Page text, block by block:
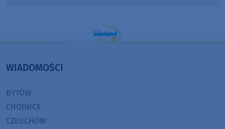
WIADOMOŚCI
BYTÓW
CHOJNICE
CZŁUCHÓW